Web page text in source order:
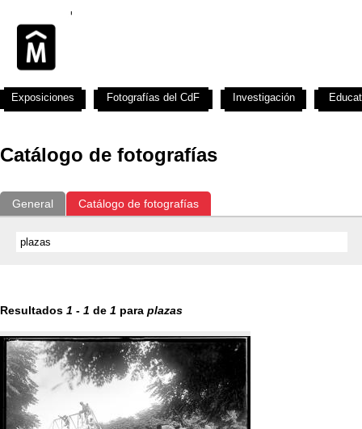
Catálogo de fotografías
General Catálogo de fotografías
Resultados 1 - 1 de 1 para plazas
Exposiciones Fotografías del CdF Investigación